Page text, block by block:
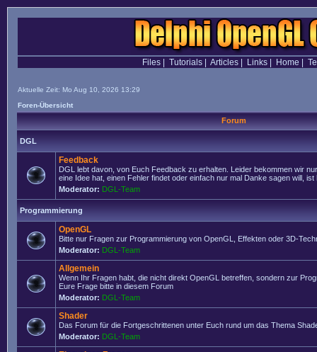
Files| Tutorials| Articles| Links| Home
Aktuelle Zeit: Mo Aug 10, 2026 13:29
Foren-Übersicht
Forum
DGL
Feedback
DGL lebt davon, von Euch Feedback zu erhalten. Leider bekommen wir
eine Idee hat, einen Fehler findet oder einfach nur mal Danke sagen will, ist
Moderator: DGL-Team
Programmierung
OpenGL
Bitte nur Fragen zur Programmierung von OpenGL, Effekten oder 3D-
Moderator: DGL-Team
Allgemein
Wenn Ihr Fragen habt, die nicht direkt OpenGL betreffen, sondern zur
Eure Frage bitte in diesem Forum
Moderator: DGL-Team
Shader
Das Forum für die Fortgeschrittenen unter Euch rund um das Thema
Moderator: DGL-Team